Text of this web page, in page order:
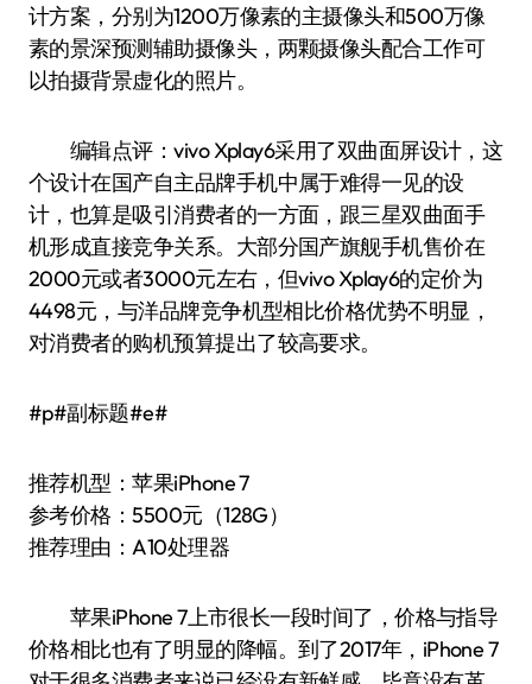
计方案，分别为1200万像素的主摄像头和500万像
素的景深预测辅助摄像头，两颗摄像头配合工作可
以拍摄背景虚化的照片。
编辑点评：vivo Xplay6采用了双曲面屏设计，这
个设计在国产自主品牌手机中属于难得一见的设
计，也算是吸引消费者的一方面，跟三星双曲面手
机形成直接竞争关系。大部分国产旗舰手机售价在
2000元或者3000元左右，但vivo Xplay6的定价为
4498元，与洋品牌竞争机型相比价格优势不明显，
对消费者的购机预算提出了较高要求。
#p#副标题#e#
推荐机型：苹果iPhone 7
参考价格：5500元（128G）
推荐理由：A10处理器
苹果iPhone 7上市很长一段时间了，价格与指导
价格相比也有了明显的降幅。到了2017年，iPhone 7